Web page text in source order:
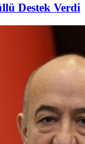
Destek Verdi